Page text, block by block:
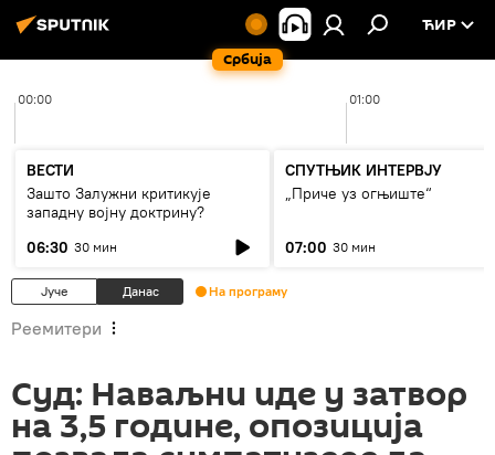
Србија
ЋИР
00:00 01:00
ВЕСТИ
Зашто Залужни критикује
западну војну доктрину?
06:30 30 мин
СПУТЊИК ИНТЕРВЈУ
„Приче уз огњиште“
07:00 30 мин
Јуче Данас На програму
Реемитери
Суд: Наваљни иде у затвор
на 3,5 године, опозиција